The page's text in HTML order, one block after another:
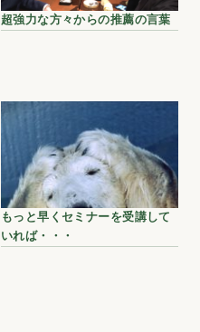
超強力な方々からの推薦の言葉
もっと早くセミナーを受講して
いれば・・・